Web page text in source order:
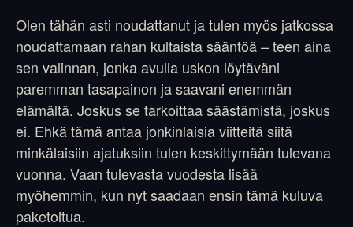
Olen tähän asti noudattanut ja tulen myös jatkossa
noudattamaan rahan kultaista sääntöä – teen aina
sen valinnan, jonka avulla uskon löytäväni
paremman tasapainon ja saavani enemmän
elämältä. Joskus se tarkoittaa säästämistä, joskus
ei. Ehkä tämä antaa jonkinlaisia viitteitä siitä
minkälaisiin ajatuksiin tulen keskittymään tulevana
vuonna. Vaan tulevasta vuodesta lisää
myöhemmin, kun nyt saadaan ensin tämä kuluva
paketoitua.